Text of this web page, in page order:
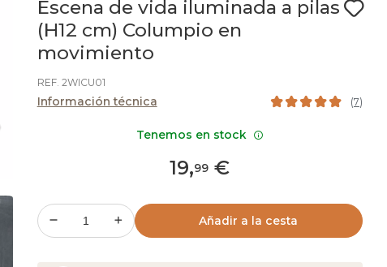
Escena de vida iluminada a pilas
(H12 cm) Columpio en
movimiento
REF. 2WICU01
Información técnica (7)
19,99 €
Añadir a la cesta